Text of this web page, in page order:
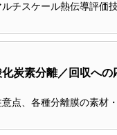
チスケール熱伝導評
化炭素分離／回収
点、各種分離膜の素